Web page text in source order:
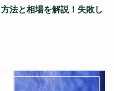
法と相場を解説！失敗し